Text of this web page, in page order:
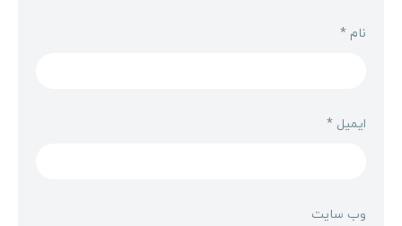
نام*
ایمیل *
وب‌ سایت